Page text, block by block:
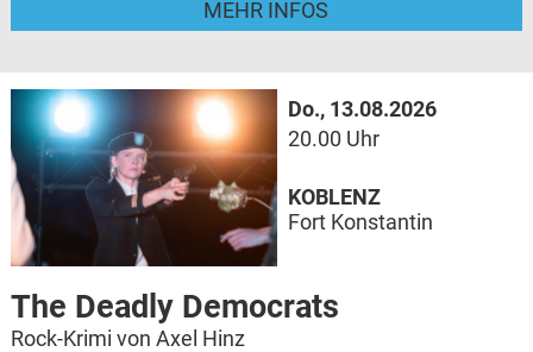
MEHR INFOS
Do., 13.08.2026
20.00 Uhr
The Deadly Democrats
Rock-Krimi von Axel Hinz
KOBLENZ
Fort Konstantin